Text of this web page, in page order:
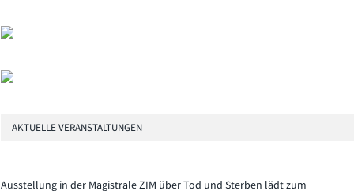
AKTUELLE VERANSTALTUNGEN
Ausstellung in der Magistrale ZIM über Tod und Sterben lädt zum